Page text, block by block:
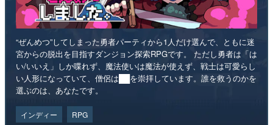
“ぜんめつ”してしまった勇者パーティから1人だけ選んで、ともに迷
宮からの脱出を目指すダンジョン探索RPGです。 ただし勇者は「は
い/いいえ」しか喋れず、魔法使いは魔法が使えず、戦士は可愛らし
い人形になっていて、僧侶は██を崇拝しています。誰を救うのかを
選ぶのは、あなたです。
インディー RPG